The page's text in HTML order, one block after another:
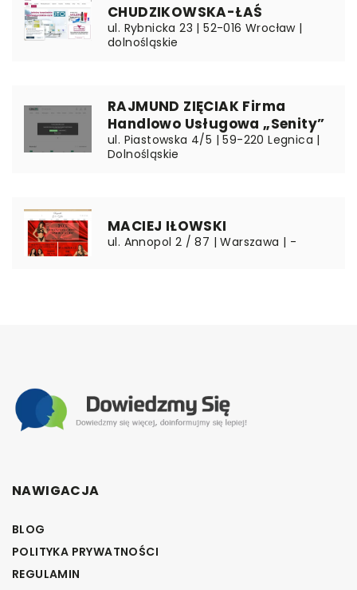
CHUDZIKOWSKA-ŁAŚ
ul. Rybnicka 23 | 52-016 Wrocław |
dolnośląskie
RAJMUND ZIĘCIAK Firma
Handlowo Usługowa „Senity”
ul. Piastowska 4/5 | 59-220 Legnica |
Dolnośląskie
MACIEJ IŁOWSKI
ul. Annopol 2 / 87 | Warszawa | -
NAWIGACJA
BLOG
POLITYKA PRYWATNOŚCI
REGULAMIN